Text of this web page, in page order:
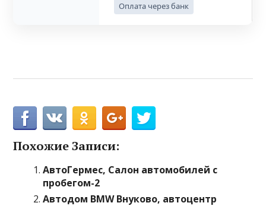
Оплата через банк
Похожие Записи:
АвтоГермес, Салон автомобилей с
пробегом-2
Автодом BMW Внуково, автоцентр